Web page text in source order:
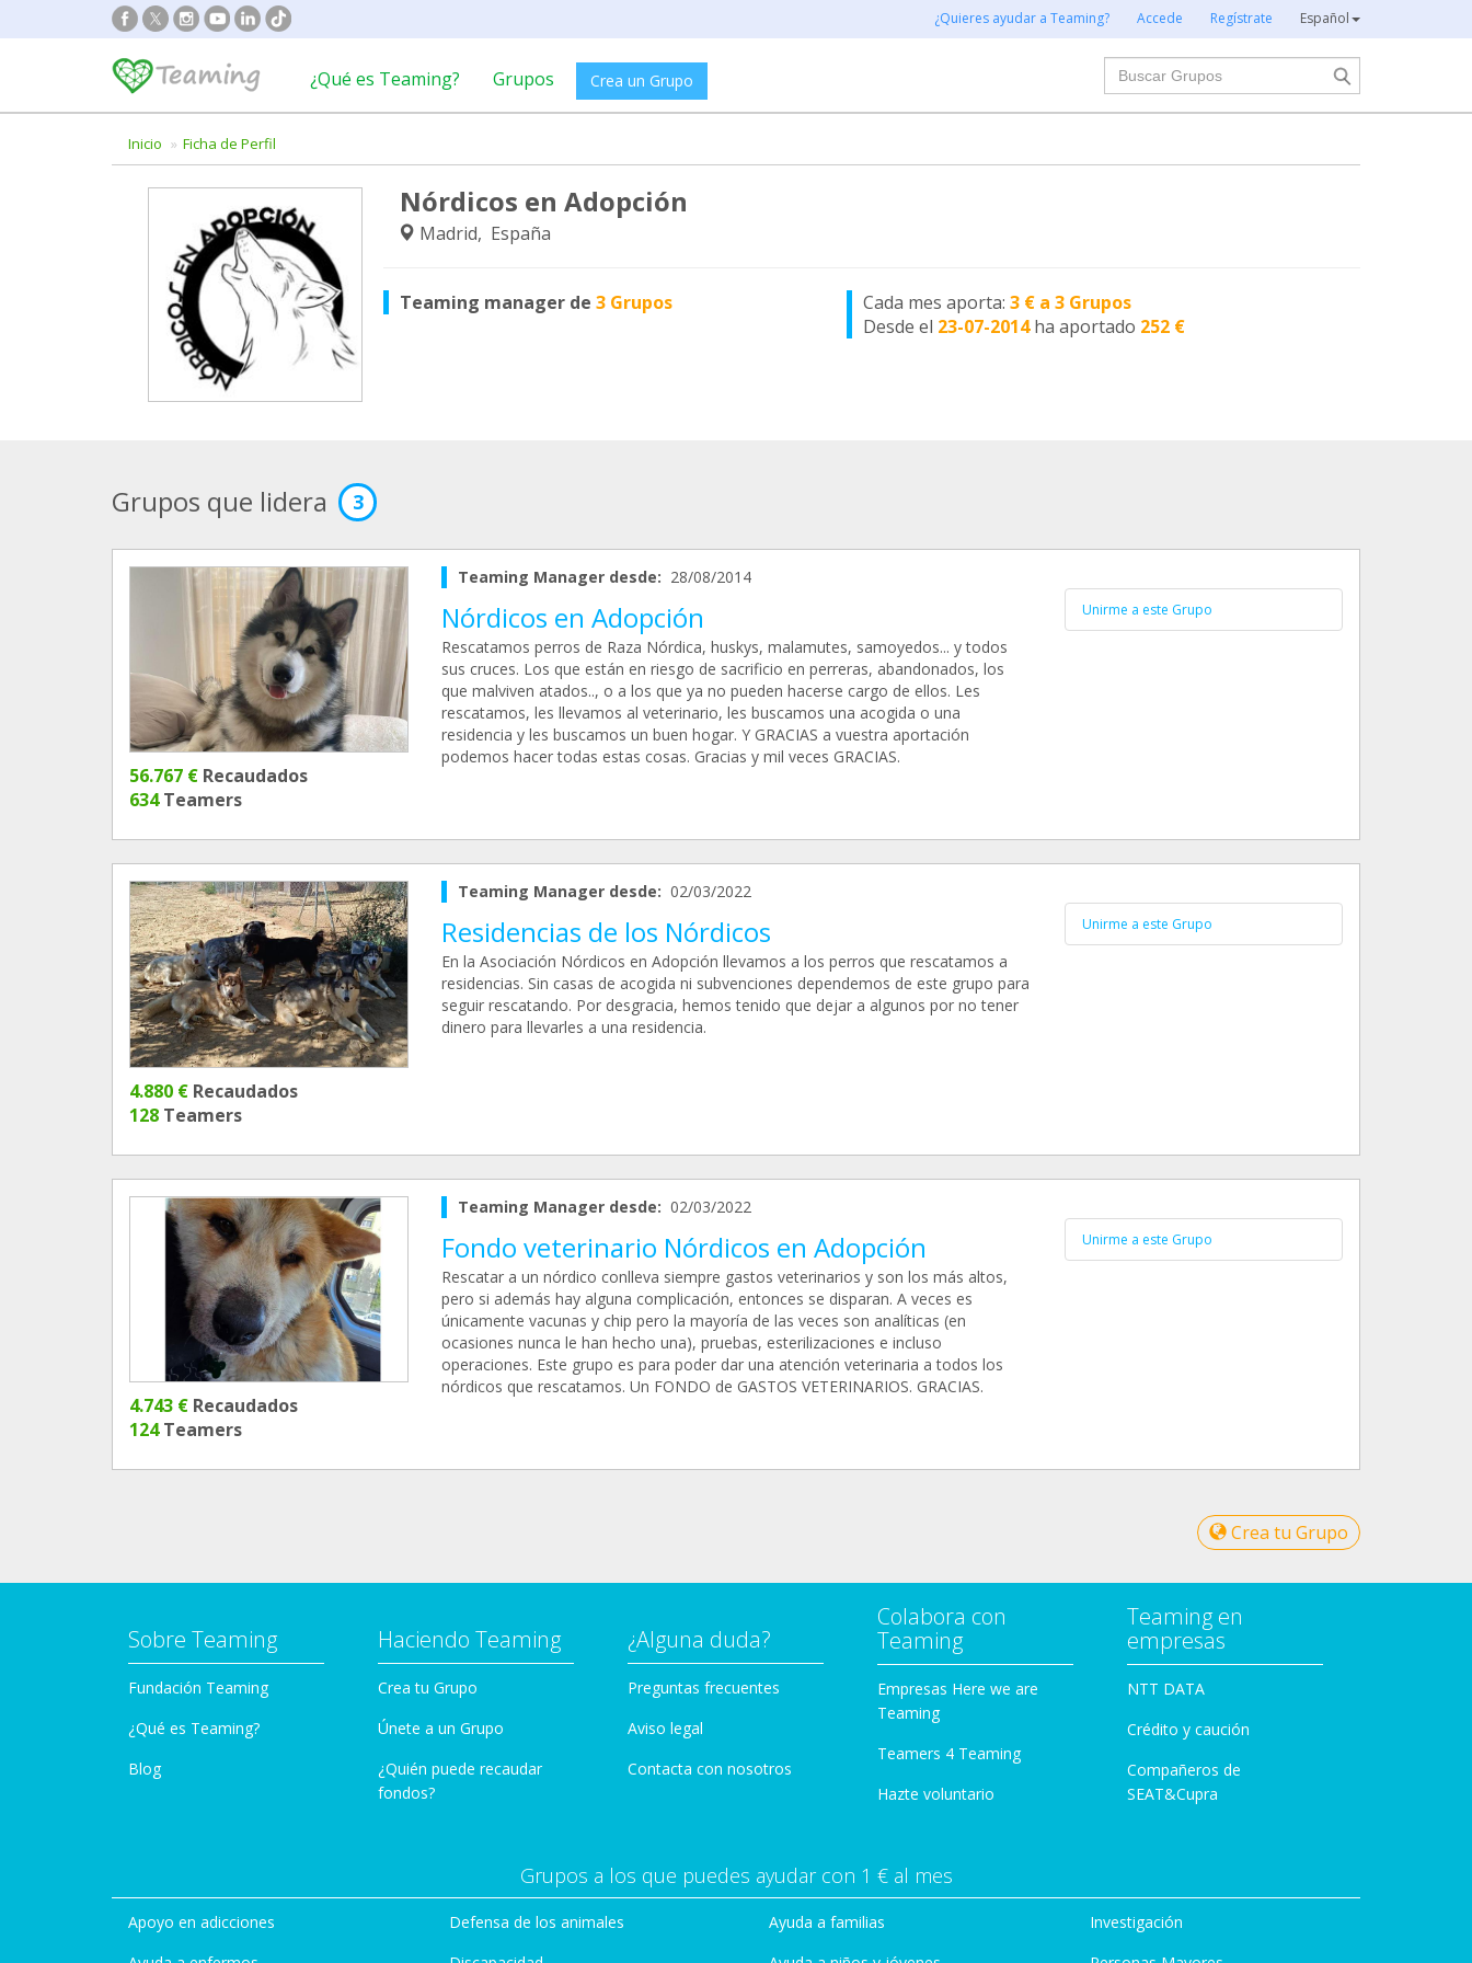
¿Quieres ayudar a Teaming? Accede Regístrate Español
¿Qué es Teaming? Grupos Crea un Grupo
Buscar
Inicio Ficha de Perfil
Nórdicos en Adopción
Madrid, España
Teaming manager de 3 Grupos Cada mes aporta:3 € a 3 Grupos
Desde el 23-07-2014 ha aportado 252 €
Grupos que lidera 3
56.767 € Recaudados
634Teamers
Teaming Manager desde: 28/08/2014
Nórdicos en Adopción
Rescatamos perros de Raza Nórdica, huskys, malamutes, samoyedos... y todos
sus cruces. Los que están en riesgo de sacrificio en perreras, abandonados, los
que malviven atados.., o a los que ya no pueden hacerse cargo de ellos. Les
rescatamos, les llevamos al veterinario, les buscamos una acogida o una
residencia y les buscamos un buen hogar. Y GRACIAS a vuestra aportación
podemos hacer todas estas cosas. Gracias y mil veces GRACIAS.
Unirme a este Grupo
4.880 € Recaudados
128 Teamers
Teaming Manager desde: 02/03/2022
Residencias de los Nórdicos
En la Asociación Nórdicos en Adopción llevamos a los perros que rescatamos a
residencias. Sin casas de acogida ni subvenciones dependemos de este grupo para
seguir rescatando. Por desgracia, hemos tenido que dejar a algunos por no tener
dinero para llevarles a una residencia.
Unirme a este Grupo
4.743 € Recaudados
124Teamers
Teaming Manager desde: 02/03/2022
Fondo veterinario Nórdicos en Adopción
Rescatar a un nórdico conlleva siempre gastos veterinarios y son los más altos,
pero si además hay alguna complicación, entonces se disparan. A veces es
únicamente vacunas y chip pero la mayoría de las veces son analíticas (en
ocasiones nunca le han hecho una), pruebas, esterilizaciones e incluso
operaciones. Este grupo es para poder dar una atención veterinaria a todos los
nórdicos que rescatamos. Un FONDO de GASTOS VETERINARIOS. GRACIAS.
Unirme a este Grupo
Crea tu Grupo
Sobre Teaming
Fundación Teaming
¿Qué es Teaming?
Blog
Haciendo Teaming
Crea tu Grupo
Únete a un Grupo
¿Quién puede recaudar
fondos?
¿Alguna duda?
Preguntas frecuentes
Aviso legal
Contacta con nosotros
Colabora con
Teaming
Empresas Here we are
Teaming
Teamers 4 Teaming
Hazte voluntario
Teaming en
empresas
NTT DATA
Crédito y caución
Compañeros de
SEAT&Cupra
Grupos a los que puedes ayudar con 1 € al mes
Apoyo en adicciones
Defensa de los animales
Ayuda a familias
Investigación